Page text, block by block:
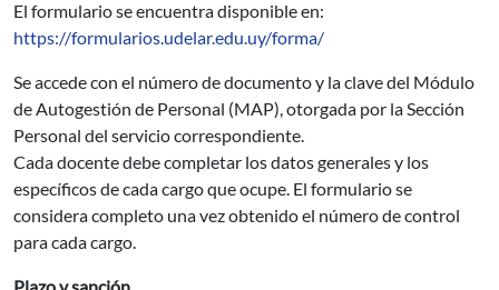
El formulario se encuentra disponible en:
https://formularios.udelar.edu.uy/forma/
Se accede con el número de documento y la clave del Módulo
de Autogestión de Personal (MAP), otorgada por la Sección
Personal del servicio correspondiente.
Cada docente debe completar los datos generales y los
específicos de cada cargo que ocupe. El formulario se
considera completo una vez obtenido el número de control
para cada cargo.